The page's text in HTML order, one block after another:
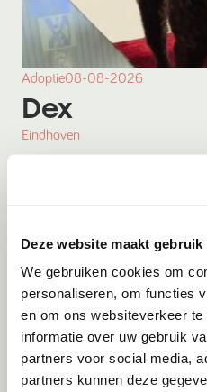
Deze website maakt
We gebruiken cookies om
personaliseren, om functies
en om ons websiteverkeer
informatie over uw gebruik
partners voor social media,
partners kunnen deze
Adoptie08-08-2026
Dex
Eindhoven